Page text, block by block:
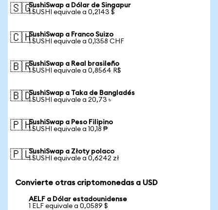
🇸🇬SushiSwap a Dólar de Singapur
1 SUSHI equivale a 0,2143 $
🇨🇭SushiSwap a Franco Suizo
1 SUSHI equivale a 0,1358 CHF
🇧🇷SushiSwap a Real brasileño
1 SUSHI equivale a 0,8564 R$
🇧🇩SushiSwap a Taka de Bangladés
1 SUSHI equivale a 20,73 ৳
🇵🇭SushiSwap a Peso Filipino
1 SUSHI equivale a 10,18 ₱
🇵🇱SushiSwap a Złoty polaco
1 SUSHI equivale a 0,6242 zł
Convierte otras criptomonedas a USD
AELF a Dólar estadounidense
1 ELF equivale a 0,0589 $